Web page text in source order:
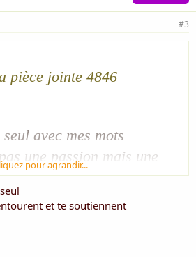
#3
pièce jointe 4846
avec mes mots
une passion mais une
nécessité
solitude et vivre de mes
pour agrandir...
et te soutiennent